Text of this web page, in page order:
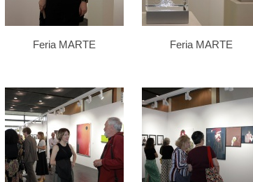
Feria MARTE Feria MARTE